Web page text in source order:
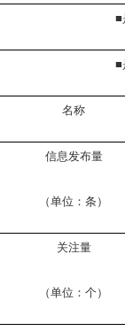
■
■
名称
信息发布量
（单位：条）
关注量
（单位：个）